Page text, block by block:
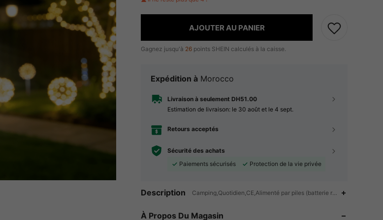
AJOUTER AU PANIER
Gagnez jusqu'à 26 points SHEIN calculés à la caisse.
Expédition à Morocco
Livraison à seulement DH51.00
Estimation de livraison: le 30 août et le 4 sept.
Retours acceptés
Sécurité des achats
Paiements sécurisés
Protection de la vie privée
Description Camping,Quotidien,CE,Alimenté par piles (batterie
À Propos Du Magasin
4.87
4